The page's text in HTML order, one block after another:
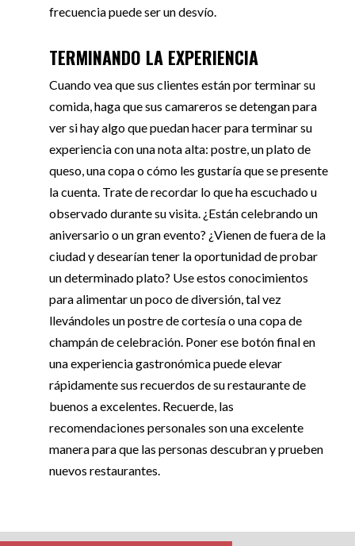
frecuencia puede ser un desvío.
TERMINANDO LA EXPERIENCIA
Cuando vea que sus clientes están por terminar su
comida, haga que sus camareros se detengan para
ver si hay algo que puedan hacer para terminar su
experiencia con una nota alta: postre, un plato de
queso, una copa o cómo les gustaría que se presente
la cuenta. Trate de recordar lo que ha escuchado u
observado durante su visita. ¿Están celebrando un
aniversario o un gran evento? ¿Vienen de fuera de la
ciudad y desearían tener la oportunidad de probar
un determinado plato? Use estos conocimientos
para alimentar un poco de diversión, tal vez
llevándoles un postre de cortesía o una copa de
champán de celebración. Poner ese botón final en
una experiencia gastronómica puede elevar
rápidamente sus recuerdos de su restaurante de
buenos a excelentes. Recuerde, las
recomendaciones personales son una excelente
manera para que las personas descubran y prueben
nuevos restaurantes.